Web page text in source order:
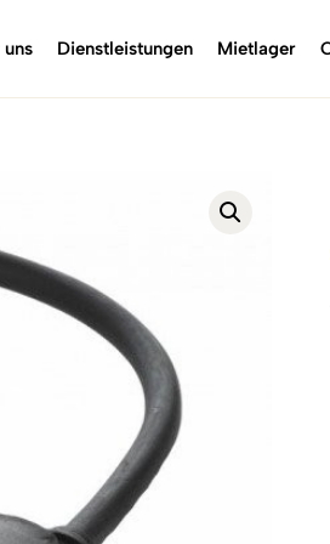
Dienstleistungen Mietlager